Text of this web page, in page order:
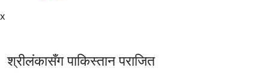
x
श्रीलंकासँग पाकिस्तान पराजित